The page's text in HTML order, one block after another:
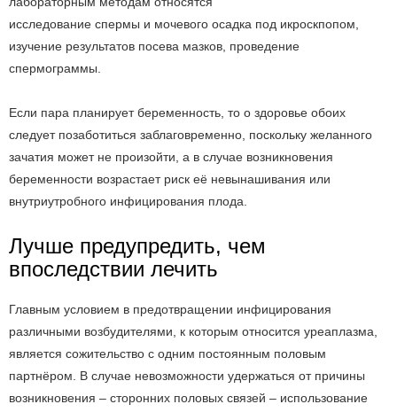
исследование спермы и мочевого осадка под икроскпопом,
изучение результатов посева мазков, проведение
спермограммы.
Если пара планирует беременность, то о здоровье обоих
следует позаботиться заблаговременно, поскольку желанного
зачатия может не произойти, а в случае возникновения
беременности возрастает риск её невынашивания или
внутриутробного инфицирования плода.
Лучше предупредить, чем
впоследствии лечить
Главным условием в предотвращении инфицирования
различными возбудителями, к которым относится уреаплазма,
является сожительство с одним постоянным половым
партнёром. В случае невозможности удержаться от причины
возникновения – сторонних половых связей – использование